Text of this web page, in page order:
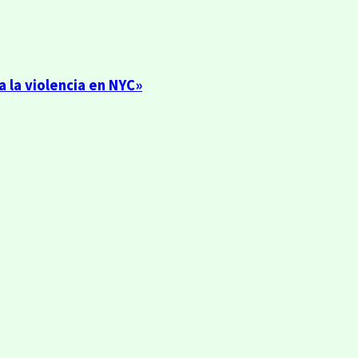
violencia en NYC»